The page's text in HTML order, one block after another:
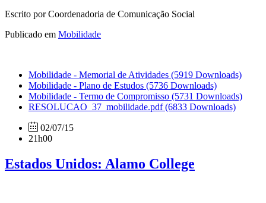
Escrito por Coordenadoria de Comunicação Social
Publicado em Mobilidade
Mobilidade - Memorial de Atividades (5919 Downloads)
Mobilidade - Plano de Estudos (5736 Downloads)
Mobilidade - Termo de Compromisso (5731 Downloads)
RESOLUCAO_37_mobilidade.pdf(6833 Downloads)
02/07/15
21h00
Estados Unidos: Alamo College